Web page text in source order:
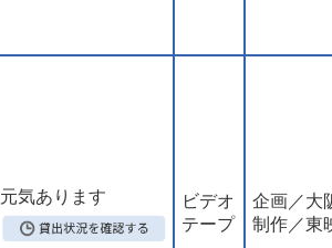
元気あります
ビデオ
テープ
企画／大
制作／東